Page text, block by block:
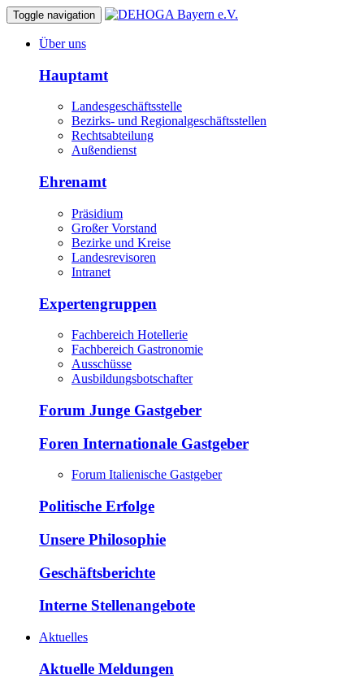
Toggle navigation
Über uns
Hauptamt
Landesgeschäftsstelle
Bezirks- und Regionalgeschäftsstellen
Rechtsabteilung
Außendienst
Ehrenamt
Präsidium
Großer Vorstand
Bezirke und Kreise
Landesrevisoren
Intranet
Expertengruppen
Fachbereich Hotellerie
Fachbereich Gastronomie
Ausschüsse
Ausbildungsbotschafter
Forum Junge Gastgeber
Foren Internationale Gastgeber
Forum Italienische Gastgeber
Politische Erfolge
Unsere Philosophie
Geschäftsberichte
Interne Stellenangebote
Aktuelles
Aktuelle Meldungen